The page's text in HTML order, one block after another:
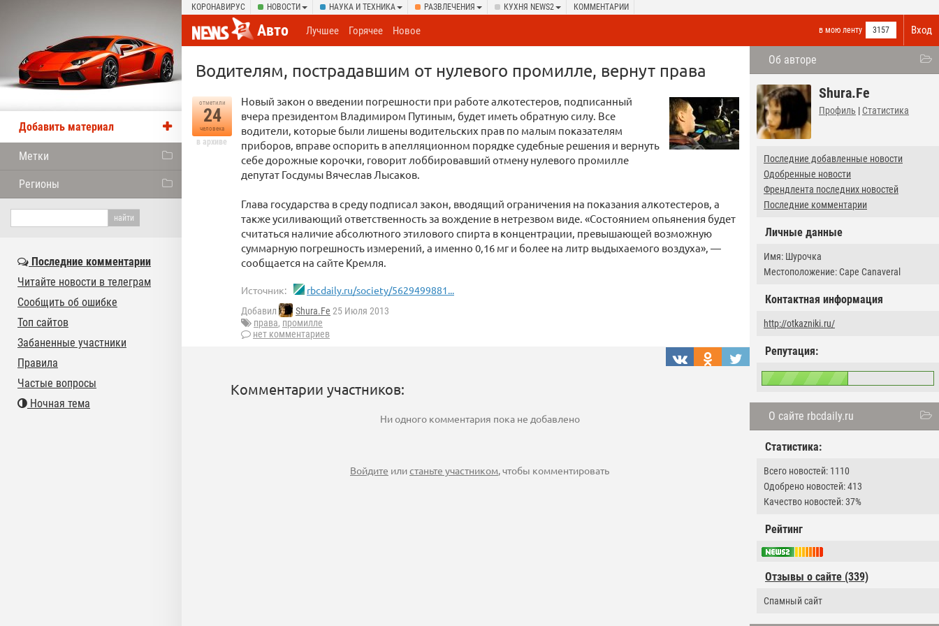
КОРОНАВИРУС НОВОСТИ НАУКА И ТЕХНИКА РАЗВЛЕЧЕНИЯ КУХНЯ NEWS2 КОММЕНТАРИИ
Вход
Авто в мою ленту 3157
Лучшее Горячее Новое
Об авторе
Shura.Fe
Профиль | Статистика
Последние добавленные новости
Одобренные новости
Френдлента последних новостей
Последние комментарии
Личные данные
Имя: Шурочка
Местоположение: Cape Canaveral
Контактная информация
http://otkazniki.ru/
Репутация:
О сайте rbcdaily.ru
Статистика:
Всего новостей: 1110
Одобрено новостей: 413
Качество новостей: 37%
Рейтинг
Отзывы о сайте (339)
Спамный сайт
Водителям, пострадавшим от нулевого промилле, вернут права
отметили
24
человека
в архиве
Новый закон о введении погрешно­сти при работе алкотестеров, подписанный
вчера президентом Владимиром Путиным, будет иметь обратную силу. Все
водители, которые были лишены водительских прав по малым показателям
приборов, вправе оспорить в апелляционном порядке судебные решения и вернуть
себе дорожные корочки, говорит лоббировавший отмену нулевого промилле
депутат Госдумы Вячеслав Лысаков.
Глава государства в среду подписал закон, вводящий ограничения на показания алкотестеров, а
также усиливающий ответственность за вождение в нетрезвом виде. «Состоянием опьянения будет
считаться наличие абсолютного этилового спирта в концентрации, превышающей возможную
суммарную погрешность измерений, а именно 0,16 мг и более на литр выдыхаемого воздуха», —
сообщается на сайте Кремля.
Источник: rbcdaily.ru/society/5629499881...
Добавил Shura.Fe 25 Июля 2013
права, промилле
нет комментариев
Комментарии участников:
Ни одного комментария пока не добавлено
Войдите илистаньте участником, чтобы комментировать
Добавить материал
Метки
Регионы
Последние комментарии
Читайте новости в телеграм
Сообщить об ошибке
Топ сайтов
Забаненные участники
Правила
Частые вопросы
Ночная тема